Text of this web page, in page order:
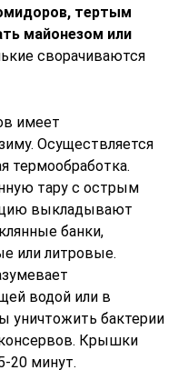
тертым
майонезом или
сворачиваются
имеет
Осуществляется
термообработка.
тару с острым
выкладывают
банки,
или литровые.
водой или в
уничтожить бактерии
консервов. Крышки
20 минут.